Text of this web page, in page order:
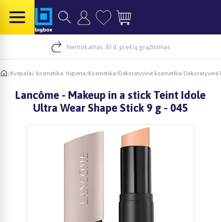
Nemokamas 30 d. prekių grąžinimas
/Kvepalai, kosmetika, higiena/Kosmetika/Dekoratyvinė kosmetika/Dekoratyvinė
Lancôme - Makeup in a stick Teint Idole
Ultra Wear Shape Stick 9 g - 045